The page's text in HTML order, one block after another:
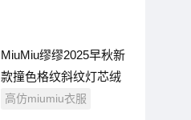
MiuMiu缪缪2025早秋新
款撞色格纹斜纹灯芯绒
领夹克外套
高仿miumiu衣服